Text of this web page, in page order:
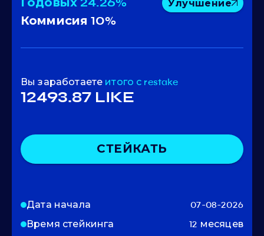
Улучшение
Коммисия 10%
Вы заработаете итого с restake
12493.87 LIKE
СТЕЙКАТЬ
Дата начала
07-08-2026
Время стейкинга
12 месяцев